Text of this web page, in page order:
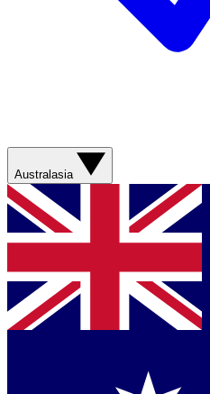
Australasia